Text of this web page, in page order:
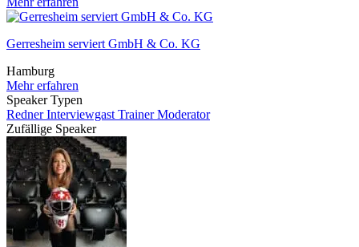
Gerresheim serviert GmbH & Co. KG
Hamburg
Mehr erfahren
Speaker Typen
RednerInterviewgast TrainerModerator
Zufällige Speaker